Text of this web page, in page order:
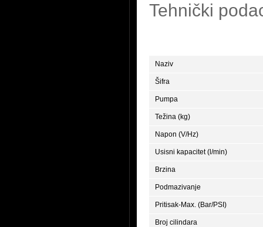
Tehnički
Naziv
Šifra
Pumpa
Težina (kg)
Napon (V/Hz)
Usisni kapacitet (l/min)
Brzina
Podmazivanje
Pritisak-Max. (Bar/PSI)
Broj cilindara